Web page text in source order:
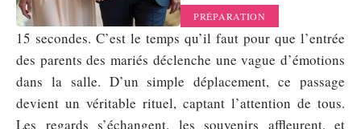
PRÉPARATION
15 secondes. C’est le temps qu’il faut pour que l’entrée
des parents des mariés déclenche une vague d’émotions
dans la salle. D’un simple déplacement, ce passage
devient un véritable rituel, captant l’attention de tous.
Les regards s’échangent, les souvenirs affleurent, et